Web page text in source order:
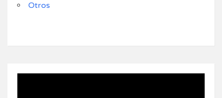
Otros